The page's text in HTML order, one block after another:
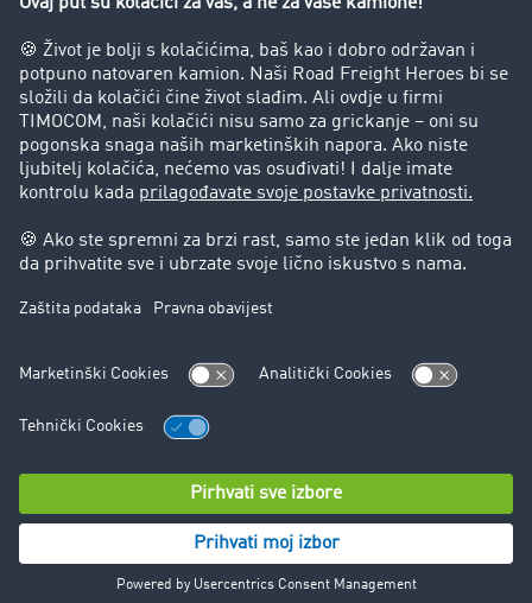
Success Stories
Korisnici preporučuju korisnike
Blog
Zabrane vožnje za kamione
Pravni
Impresum
Cookie Podešavanja
© TIMOCOM GmbH 2026. Sva prava zadržana.